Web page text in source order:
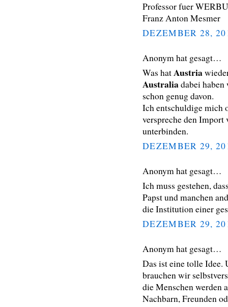
Professor fuer
Franz Anton Mesmer
DEZEMBER 28,
Anonym hat gesagt…
Was hatAustria
Australiadabei
schon genug davon.
Ich entschuldige mich
verspreche den Import
unterbinden.
DEZEMBER 29,
Anonym hat gesagt…
Ich muss gestehen,
Papst und manchen
die Institution einer
DEZEMBER 29,
Anonym hat gesagt…
Das ist eine tolle Idee.
brauchen wir
die Menschen werden
Nachbarn, Freunden